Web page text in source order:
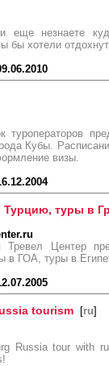
еще незнаете
бы хотели
туроператоров
Кубы.
визы.
Турцию, туры в
Тревел Центер
в ГОА, туры в
tourism [ru]
Russia tour with